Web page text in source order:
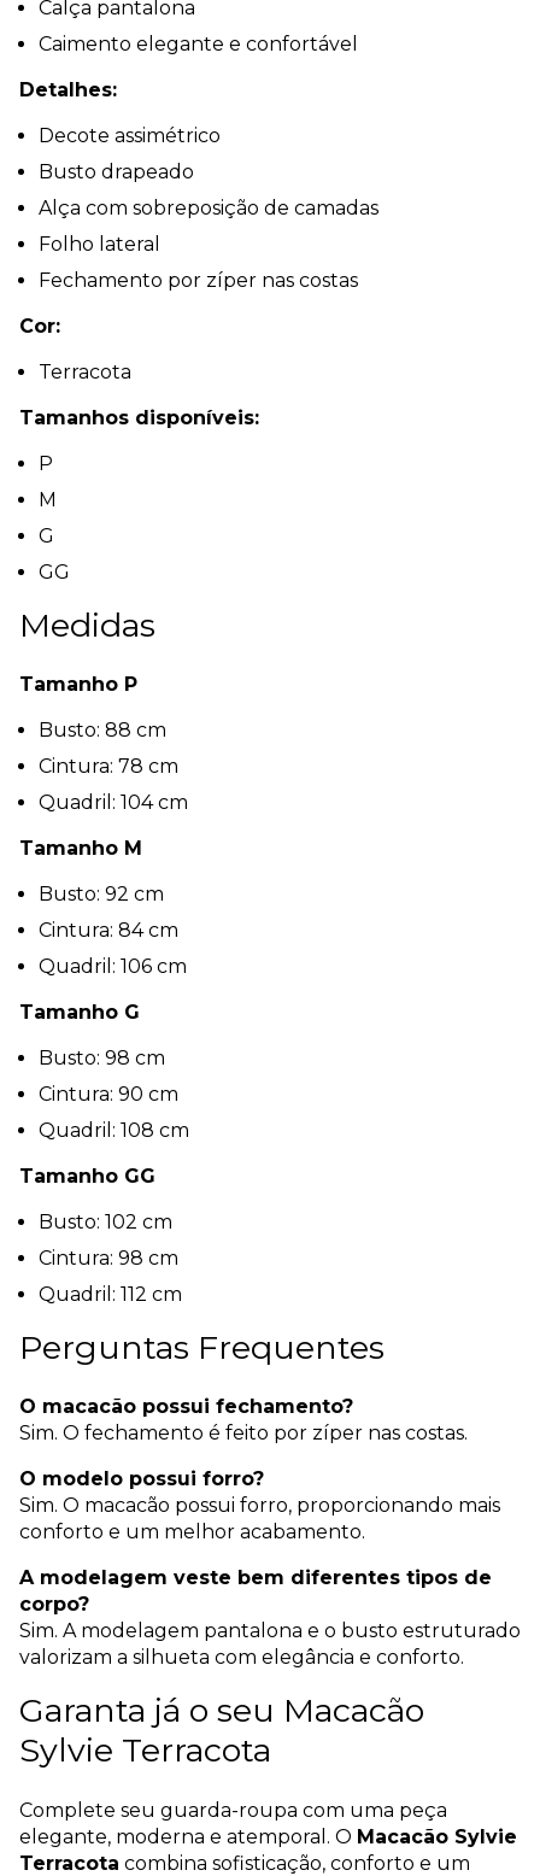
Calça pantalona
Caimento elegante e confortável
Detalhes:
Decote assimétrico
Busto drapeado
Alça com sobreposição de camadas
Folho lateral
Fechamento por zíper nas costas
Cor:
Terracota
Tamanhos disponíveis:
P
M
G
GG
Medidas
Tamanho P
Busto: 88 cm
Cintura: 78 cm
Quadril: 104 cm
Tamanho M
Busto: 92 cm
Cintura: 84 cm
Quadril: 106 cm
Tamanho G
Busto: 98 cm
Cintura: 90 cm
Quadril: 108 cm
Tamanho GG
Busto: 102 cm
Cintura: 98 cm
Quadril: 112 cm
Perguntas Frequentes
O macacão possui fechamento?
Sim. O fechamento é feito por zíper nas costas.
O modelo possui forro?
Sim. O macacão possui forro, proporcionando mais
conforto e um melhor acabamento.
A modelagem veste bem diferentes tipos de
corpo?
Sim. A modelagem pantalona e o busto estruturado
valorizam a silhueta com elegância e conforto.
Garanta já o seu Macacão
Sylvie Terracota
Complete seu guarda-roupa com uma peça
elegante, moderna e atemporal. O Macacão Sylvie
Terracota combina sofisticação, conforto e um